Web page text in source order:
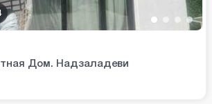
• • • •
Дом. Надзаладеви